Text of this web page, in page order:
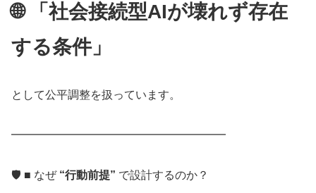
🌐 「社会接続型AIが壊れず存在
する条件」
として公平調整を扱っています。
━━━━━━━━━━━━━━━━━━━
🛡️ ■ なぜ“行動前提” で設計するのか？